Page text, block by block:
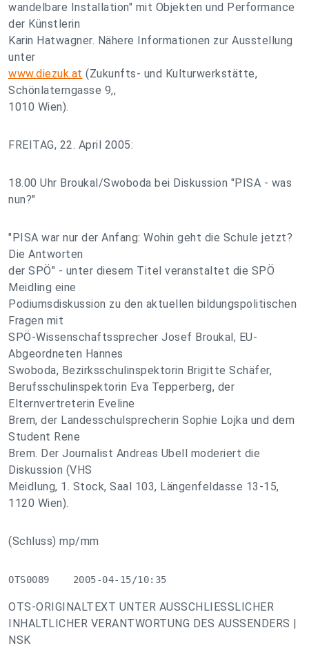
wandelbare Installation" mit Objekten und Performance
der Künstlerin
Karin Hatwagner. Nähere Informationen zur Ausstellung
unter
www.diezuk.at (Zukunfts- und Kulturwerkstätte,
Schönlaterngasse 9,,
1010 Wien).
FREITAG, 22. April 2005:
18.00 Uhr Broukal/Swoboda bei Diskussion "PISA - was
nun?"
"PISA war nur der Anfang: Wohin geht die Schule jetzt?
Die Antworten
der SPÖ" - unter diesem Titel veranstaltet die SPÖ
Meidling eine
Podiumsdiskussion zu den aktuellen bildungspolitischen
Fragen mit
SPÖ-Wissenschaftssprecher Josef Broukal, EU-
Abgeordneten Hannes
Swoboda, Bezirksschulinspektorin Brigitte Schäfer,
Berufsschulinspektorin Eva Tepperberg, der
Elternvertreterin Eveline
Brem, der Landesschulsprecherin Sophie Lojka und dem
Student Rene
Brem. Der Journalist Andreas Ubell moderiert die
Diskussion (VHS
Meidlung, 1. Stock, Saal 103, Längenfeldasse 13-15,
1120 Wien).
(Schluss) mp/mm
OTS0089    2005-04-15/10:35
OTS-ORIGINALTEXT UNTER AUSSCHLIESSLICHER
INHALTLICHER VERANTWORTUNG DES AUSSENDERS |
NSK